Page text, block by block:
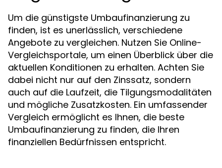
Um die günstigste Umbaufinanzierung zu
finden, ist es unerlässlich, verschiedene
Angebote zu vergleichen. Nutzen Sie Online-
Vergleichsportale, um einen Überblick über die
aktuellen Konditionen zu erhalten. Achten Sie
dabei nicht nur auf den Zinssatz, sondern
auch auf die Laufzeit, die Tilgungsmodalitäten
und mögliche Zusatzkosten. Ein umfassender
Vergleich ermöglicht es Ihnen, die beste
Umbaufinanzierung zu finden, die Ihren
finanziellen Bedürfnissen entspricht.